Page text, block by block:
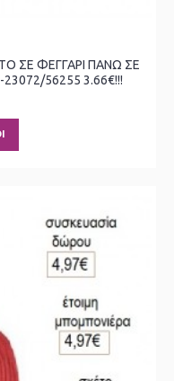
ΣΕ ΦΕΓΓΑΡΙ ΠΑΝΩ ΣΕ
56255 3.66€!!!